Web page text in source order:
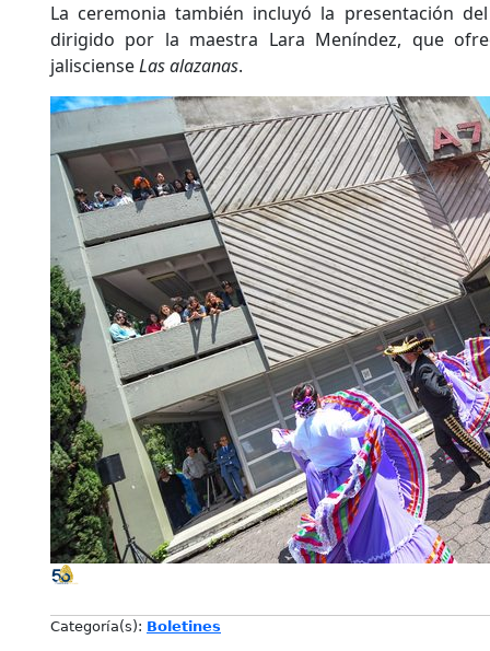
La ceremonia también incluyó la presentación
dirigido por la maestra Lara Meníndez, que
jaliscienseLas alazanas.
Categoría(s): Boletines